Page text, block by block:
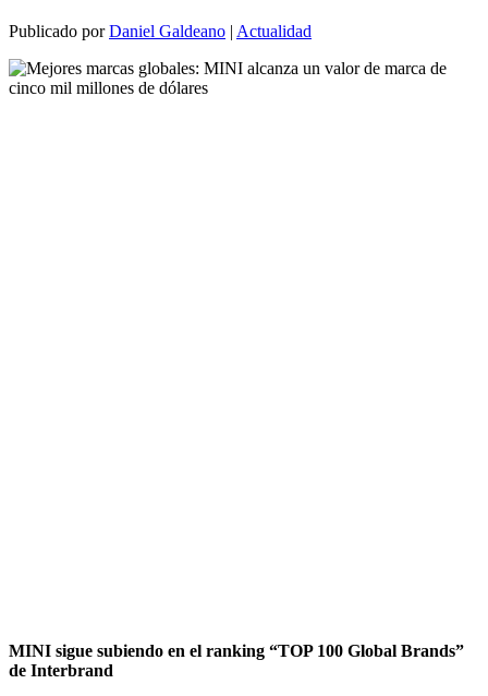
Publicado porDaniel Galdeano | Actualidad
MINI sigue subiendo en el ranking “TOP 100 Global Brands”
de Interbrand